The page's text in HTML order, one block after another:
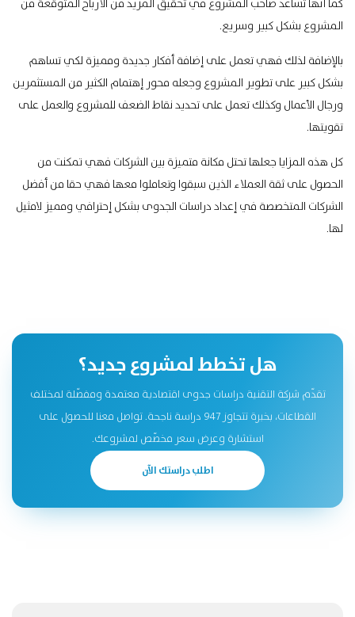
كما أنها تساعد صاحب المشروع في تحقيق المزيد من الأرباح المتوقعة من
المشروع بشكل كبير وسريع.
بالإضافة لذلك فهي تعمل على إضافة أفكار جديدة ومميزة لكي تساهم
بشكل كبير على تطوير المشروع وجعله محور إهتمام الكثير من المستثمرين
ورجال الأعمال وكذلك تعمل على تحديد نقاط الضعف للمشروع والعمل على
تقويتها.
كل هذه المزايا جعلها تحتل مكانة متميزة بين الشركات فهي تمكنت من
الحصول على ثقة العملاء الذين سبقوا وتعاملوا معها فهي حقا من أفضل
الشركات المتخصصة في إعداد دراسات الجدوى بشكل إحترافي ومميز لامثيل
لها.
هل تخطط لمشروع جديد؟
تقدّم شركة التقنية دراسات جدوى اقتصادية معتمدة ومفصّلة لمختلف
القطاعات، بخبرة تتجاوز 947 دراسة ناجحة. تواصل معنا للحصول على
استشارة وعرض سعر مخصّص لمشروعك.
اطلب دراستك الآن